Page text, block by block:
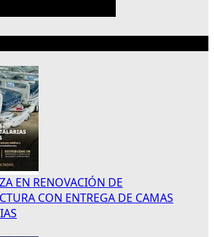
EN RENOVACIÓN DE
CON ENTREGA DE CAMAS